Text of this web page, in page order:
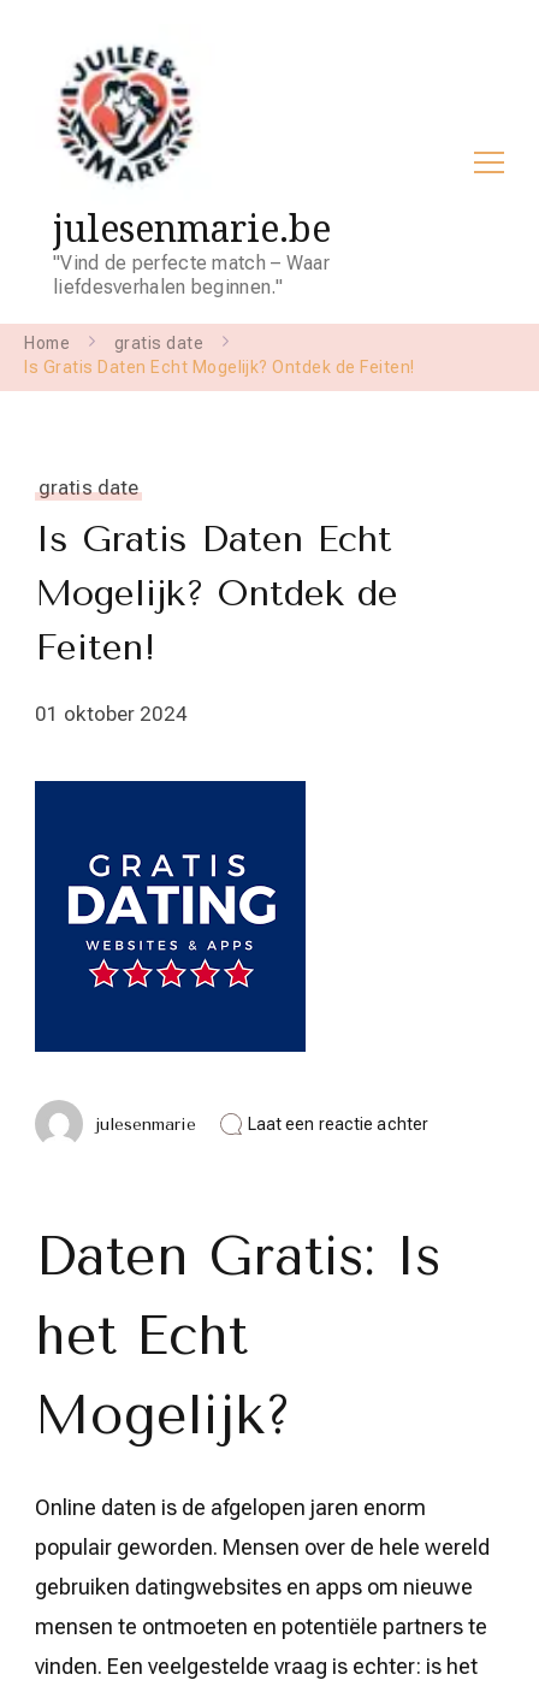
julesenmarie.be
"Vind de perfecte match – Waar
liefdesverhalen beginnen."
Home
gratis date
Is Gratis Daten Echt Mogelijk? Ontdek de Feiten!
gratis date
Is Gratis Daten Echt
Mogelijk? Ontdek de
Feiten!
01 oktober 2024
julesenmarie Laat een reactie achterop
Ontdek
de
Daten Gratis: Is
het Echt
Mogelijk?
Online daten is de afgelopen jaren enorm
populair geworden. Mensen over de hele wereld
gebruiken datingwebsites en apps om nieuwe
mensen te ontmoeten en potentiële partners te
vinden. Een veelgestelde vraag is echter: is het